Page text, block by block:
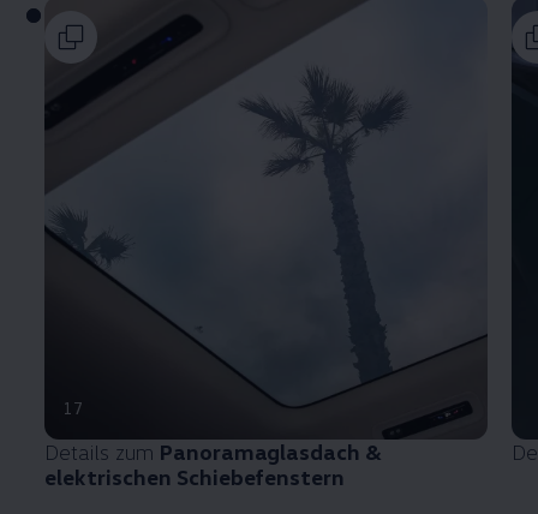
17
Details zum Panoramaglasdach &
elektrischen Schiebefenstern